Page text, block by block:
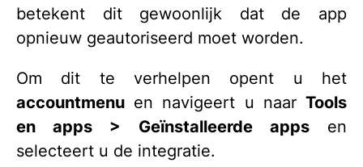
betekent dit gewoonlijk dat de app
opnieuw geautoriseerd moet worden.
Om dit te verhelpen opent u het
accountmenu en navigeert u naar Tools
en apps > Geïnstalleerde appsen
selecteert u de integratie.